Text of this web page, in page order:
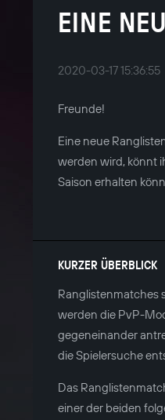
EINE
2020-03-17 15:36:55
Freunde!
Eine neue
werden wird, könnt
Saison erhalten
KURZER ÜBERBLICK
Ranglistenmatches
werden die PvP-
gegeneinander
die Spielersuche
Das
einer der beiden